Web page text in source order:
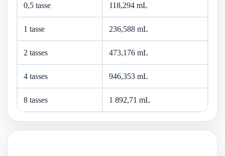
0,5 tasse 118,294 mL
1 tasse 236,588 mL
2 tasses 473,176 mL
4 tasses 946,353 mL
8 tasses 1 892,71 mL